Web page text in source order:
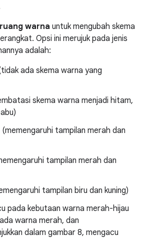
warna untuk mengubah skema
Opsi ini merujuk pada jenis
adalah:
ada skema warna yang
skema warna menjadi hitam,
tampilan merah dan
tampilan merah dan
tampilan biru dan kuning)
pada kebutaan warna merah-hijau
warna merah, dan
dalam gambar 8, mengacu